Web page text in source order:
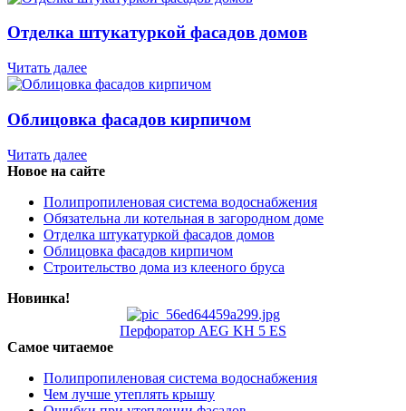
Отделка штукатуркой фасадов домов
Читать далее
Облицовка фасадов кирпичом
Читать далее
Новое на сайте
Полипропиленовая система водоснабжения
Обязательна ли котельная в загородном доме
Отделка штукатуркой фасадов домов
Облицовка фасадов кирпичом
Строительство дома из клееного бруса
Новинка!
Перфоратор AEG KH 5 ES
Самое читаемое
Полипропиленовая система водоснабжения
Чем лучше утеплять крышу